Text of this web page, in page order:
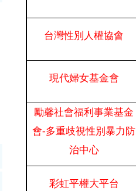
台灣性別人權協會
現代婦女基金會
勵馨社會福利事業基金
會-多重歧視性別暴力防
治中心
彩虹平權大平台